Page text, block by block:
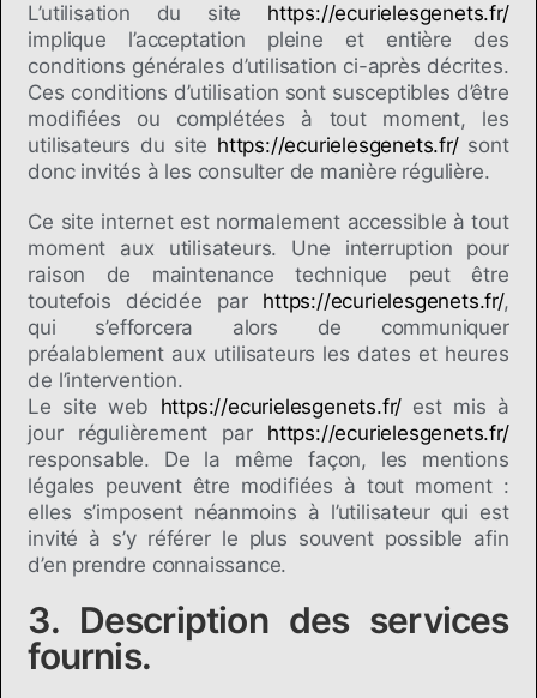
L’utilisation du site https://ecurielesgenets.fr/
implique l’acceptation pleine et entière des
conditions générales d’utilisation ci-après décrites.
Ces conditions d’utilisation sont susceptibles d’être
modifiées ou complétées à tout moment, les
utilisateurs du site https://ecurielesgenets.fr/sont
donc invités à les consulter de manière régulière.
Ce site internet est normalement accessible à tout
moment aux utilisateurs. Une interruption pour
raison de maintenance technique peut être
toutefois décidée par https://ecurielesgenets.fr/,
qui s’efforcera alors de communiquer
préalablement aux utilisateurs les dates et heures
de l’intervention.
Le site web https://ecurielesgenets.fr/ est mis à
jour régulièrement par https://ecurielesgenets.fr/
responsable. De la même façon, les mentions
légales peuvent être modifiées à tout moment :
elles s’imposent néanmoins à l’utilisateur qui est
invité à s’y référer le plus souvent possible afin
d’en prendre connaissance.
3. Description des services
fournis.